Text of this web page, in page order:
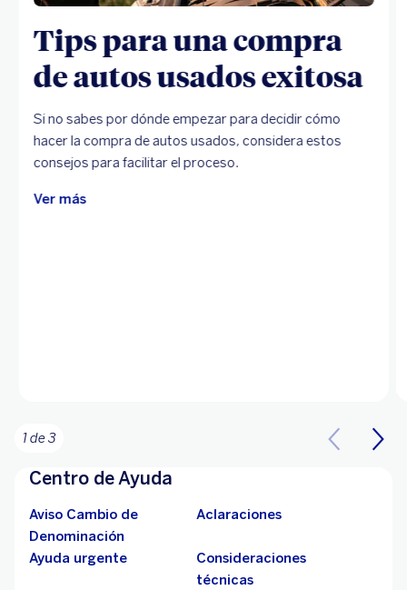
Tips para una compra
de autos usados exitosa
Si no sabes por dónde empezar para decidir cómo
hacer la compra de autos usados, considera estos
consejos para facilitar el proceso.
Ver más
1 de 3
Centro de Ayuda
Aviso Cambio de
Denominación
Aclaraciones
Ayuda urgente
Consideraciones
técnicas